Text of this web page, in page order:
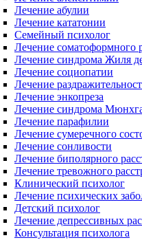
Лечение абулии
Лечение кататонии
Семейный психолог
Лечение соматоформного
Лечение синдрома Жиля
Лечение социопатии
Лечение
Лечение энкопреза
Лечение синдрома
Лечение парафилии
Лечение сумеречного
Лечение сонливости
Лечение биполярного
Лечение тревожного
Клинический психолог
Лечение психических
Детский психолог
Лечение депрессивных
Консультация психолога